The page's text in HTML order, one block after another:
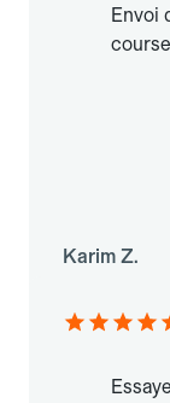
Envoi
course
Karim Z.